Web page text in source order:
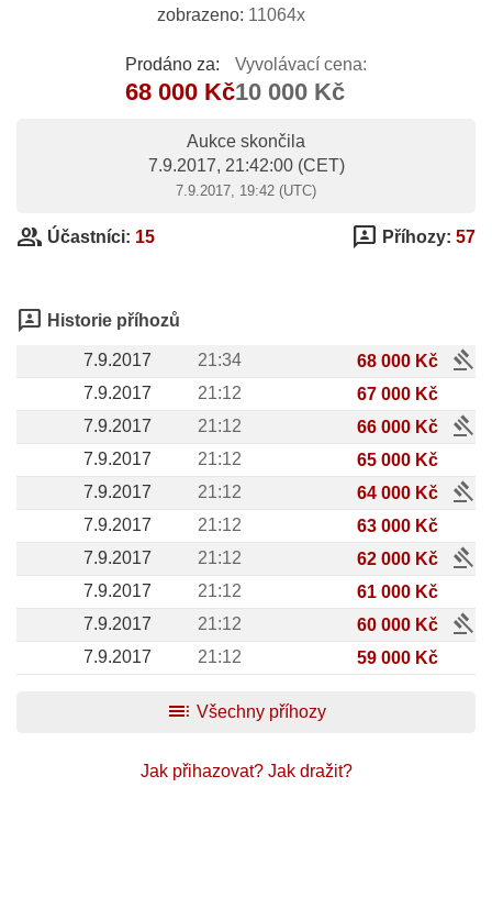
zobrazeno: 11064x
Prodáno za:
68 000 Kč
Vyvolávací cena:
10 000 Kč
Aukce skončila
7.9.2017, 21:42:00(CET)
7.9.2017, 19:42 (UTC)
group Účastníci: 15 3p Příhozy: 57
3p Historie příhozů
7.9.2017 21:34 68 000 Kč gavel
7.9.2017 21:12
67 000 Kč
7.9.2017
21:12 66 000 Kč gavel
7.9.2017 21:12
65 000 Kč
7.9.2017
21:12 64 000 Kč gavel
7.9.2017 21:12
63 000 Kč
7.9.2017
21:12 62 000 Kč gavel
7.9.2017 21:12
61 000 Kč
7.9.2017
21:12 60 000 Kč gavel
7.9.2017 21:12 59 000 Kč
toc Všechny příhozy
Jak přihazovat? Jak dražit?